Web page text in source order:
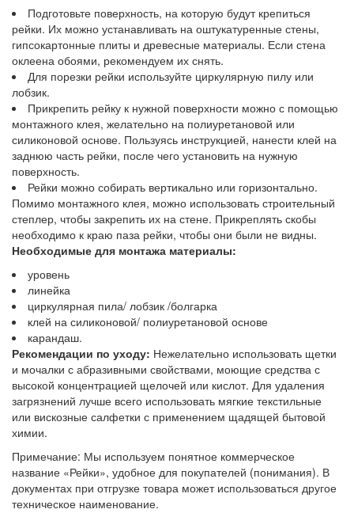
Подготовьте поверхность, на которую будут крепиться
рейки. Их можно устанавливать на оштукатуренные стены,
гипсокартонные плиты и древесные материалы. Если стена
оклеена обоями, рекомендуем их снять.
Для порезки рейки используйте циркулярную пилу или
лобзик.
Прикрепить рейку к нужной поверхности можно с помощью
монтажного клея, желательно на полиуретановой или
силиконовой основе. Пользуясь инструкцией, нанести клей на
заднюю часть рейки, после чего установить на нужную
поверхность.
Рейки можно собирать вертикально или горизонтально.
Помимо монтажного клея, можно использовать строительный
степлер, чтобы закрепить их на стене. Прикреплять скобы
необходимо к краю паза рейки, чтобы они были не видны.
Необходимые для монтажа материалы:
уровень
линейка
циркулярная пила/ лобзик /болгарка
клей на силиконовой/ полиуретановой основе
карандаш.
Рекомендации по уходу: Нежелательно использовать щетки
и мочалки с абразивными свойствами, моющие средства с
высокой концентрацией щелочей или кислот. Для удаления
загрязнений лучше всего использовать мягкие текстильные
или вискозные салфетки с применением щадящей бытовой
химии.
Примечание: Мы используем понятное коммерческое
название «Рейки», удобное для покупателей (понимания). В
документах при отгрузке товара может использоваться другое
техническое наименование.